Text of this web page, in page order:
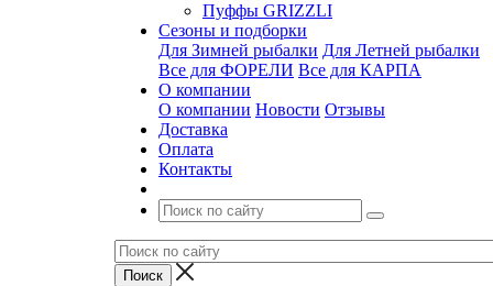
Пуффы GRIZZLI
Сезоны и подборки
Для Зимней рыбалки Для Летней рыбалки
Все для ФОРЕЛИ Все для КАРПА
О компании
О компании Новости Отзывы
Доставка
Оплата
Контакты